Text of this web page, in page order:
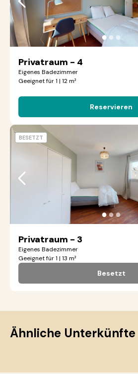
●● ●
Privatraum - 4
Eigenes Badezimmer
Geeignet für 1 | 12 m²
Reservieren
●●●
Privatraum - 3
Eigenes Badezimmer
Geeignet für 1 | 13 m²
Besetzt
BESETZT
Ähnliche Unterkünfte